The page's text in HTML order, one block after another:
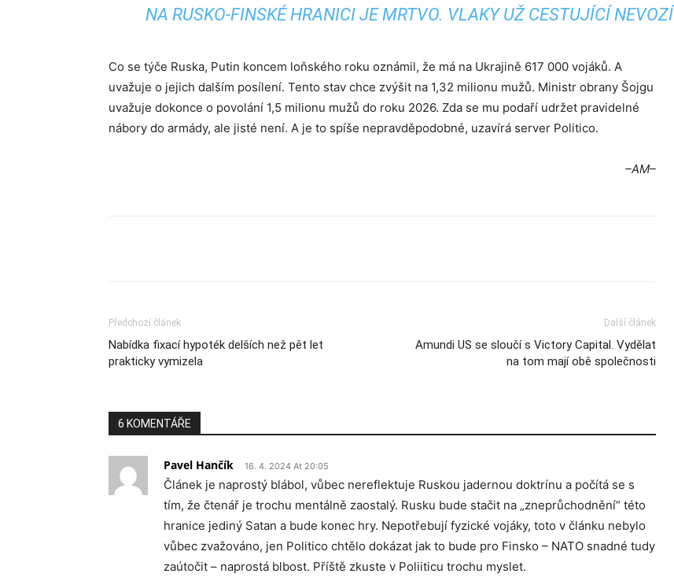
NA RUSKO-FINSKÉ HRANICI JE MRTVO. VLAKY UŽ CESTUJÍCÍ NEVOZÍ
Co se týče Ruska, Putin koncem loňského roku oznámil, že má na Ukrajině 617 000 vojáků. A
uvažuje o jejich dalším posílení. Tento stav chce zvýšit na 1,32 milionu mužů. Ministr obrany Šojgu
uvažuje dokonce o povolání 1,5 milionu mužů do roku 2026. Zda se mu podaří udržet pravidelné
nábory do armády, ale jisté není. A je to spíše nepravděpodobné, uzavírá server Politico.
–AM–
Předchozí článek
Nabídka fixací hypoték delších než pět let
prakticky vymizela
Další článek
Amundi US se sloučí s Victory Capital. Vydělat
na tom mají obě společnosti
6 KOMENTÁŘE
Pavel Hančík 16. 4. 2024 At 20:05
Článek je naprostý blábol, vůbec nereflektuje Ruskou jadernou doktrínu a počítá se s
tím, že čtenář je trochu mentálně zaostalý. Rusku bude stačit na „zneprůchodnění“ této
hranice jediný Satan a bude konec hry. Nepotřebují fyzické vojáky, toto v článku nebylo
vůbec zvažováno, jen Politico chtělo dokázat jak to bude pro Finsko – NATO snadné tudy
zaútočit – naprostá blbost. Příště zkuste v Poliiticu trochu myslet.